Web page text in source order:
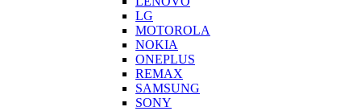
LG
MOTOROLA
NOKIA
ONEPLUS
REMAX
SAMSUNG
SONY